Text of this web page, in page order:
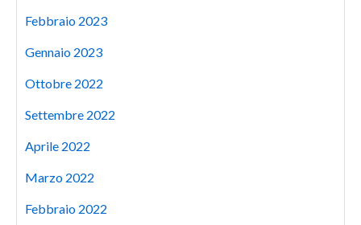
Febbraio 2023
Gennaio 2023
Ottobre 2022
Settembre 2022
Aprile 2022
Marzo 2022
Febbraio 2022